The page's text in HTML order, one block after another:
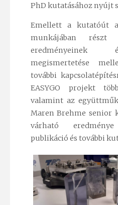
PhD kutatásához nyújt
Emellett a kutatóút
munkájában
eredményeinek
megismertetése
további
EASYGO projekt
valamint az
Maren Brehme senior
várható
publikáció és további